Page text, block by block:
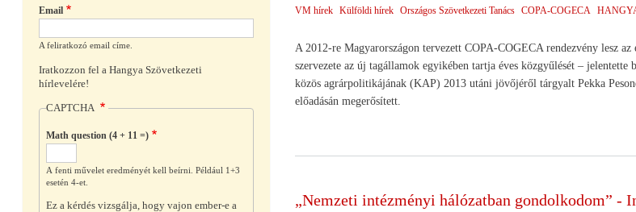
VM hírek Külföldi hírek Országos Szövetkezeti Tanács COPA-COGECA
A 2012-re Magyarországon tervezett COPA-COGECA rendezvény lesz
szervezete az új tagállamok egyikében tartja éves közgyűlését –
közös agrárpolitikájának (KAP) 2013 utáni jövőjéről tárgyalt Pekka
előadásán megerősített.
„Nemzeti intézményi hálózatban gondolkodom” -
Email
A feliratkozó email címe.
Iratkozzon fel a Hangya Szövetkezeti
hírlevelére!
CAPTCHA
Math question (4 + 11 =)
A fenti művelet eredményét kell beírni. Például 1+3
esetén 4-et.
Ez a kérdés vizsgálja, hogy vajon ember-e a